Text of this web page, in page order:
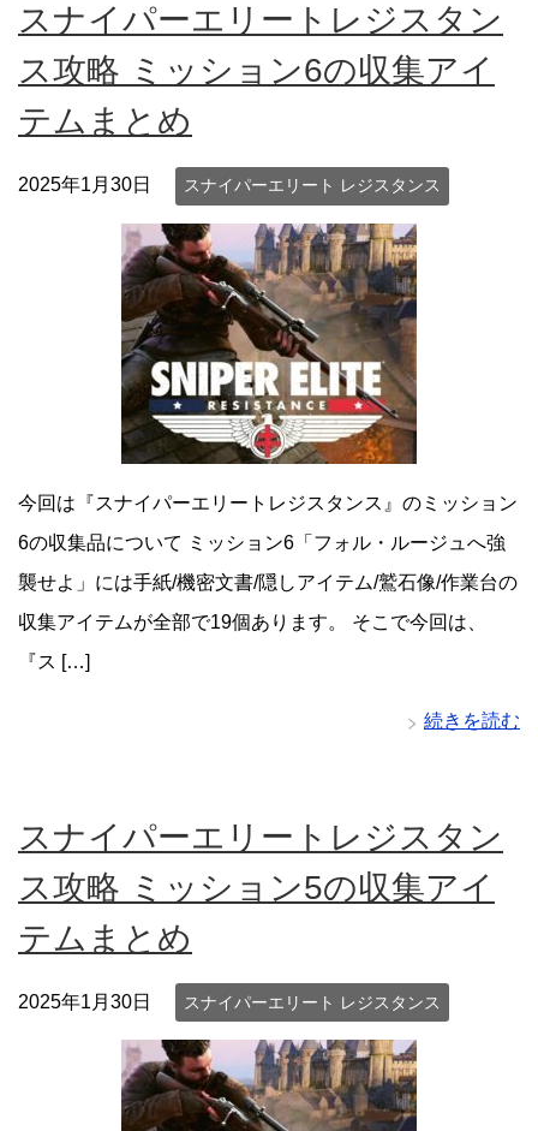
スナイパーエリートレジスタン
ス攻略 ミッション6の収集アイ
テムまとめ
2025年1月30日 スナイパーエリート レジスタンス
今回は『スナイパーエリートレジスタンス』のミッション
6の収集品について ミッション6「フォル・ルージュへ強
襲せよ」には手紙/機密文書/隠しアイテム/鷲石像/作業台の
収集アイテムが全部で19個あります。 そこで今回は、
『ス […]
続きを読む
スナイパーエリートレジスタン
ス攻略 ミッション5の収集アイ
テムまとめ
2025年1月30日 スナイパーエリート レジスタンス